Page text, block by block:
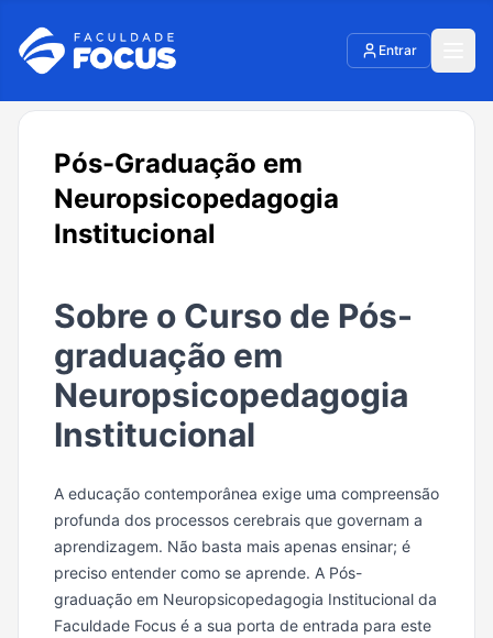
Entrar
Pós-Graduação em
Neuropsicopedagogia
Institucional
Sobre o Curso de Pós-
graduação em
Neuropsicopedagogia
Institucional
A educação contemporânea exige uma compreensão
profunda dos processos cerebrais que governam a
aprendizagem. Não basta mais apenas ensinar; é
preciso entender como se aprende. A Pós-
graduação em Neuropsicopedagogia Institucional da
Faculdade Focus é a sua porta de entrada para este